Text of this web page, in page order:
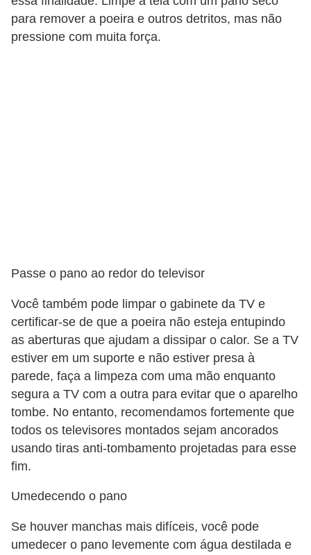
para remover a poeira e outros detritos, mas não
pressione com muita força.
Passe o pano ao redor do televisor
Você também pode limpar o gabinete da TV e
certificar-se de que a poeira não esteja entupindo
as aberturas que ajudam a dissipar o calor. Se a TV
estiver em um suporte e não estiver presa à
parede, faça a limpeza com uma mão enquanto
segura a TV com a outra para evitar que o aparelho
tombe. No entanto, recomendamos fortemente que
todos os televisores montados sejam ancorados
usando tiras anti-tombamento projetadas para esse
fim.
Umedecendo o pano
Se houver manchas mais difíceis, você pode
umedecer o pano levemente com água destilada e
r
ô
n
a
n
h
e
D
i
n
h
i
r
o